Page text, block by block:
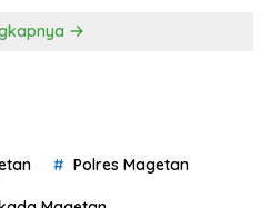
Polres Magetan